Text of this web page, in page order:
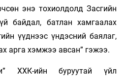
энэ тохиолдолд Засгийн
байдал, батлан хамгаалах
үүднээс үндэсний баялаг,
арга хэмжээ авсан” гэжээ.
ийн буруутай үйл